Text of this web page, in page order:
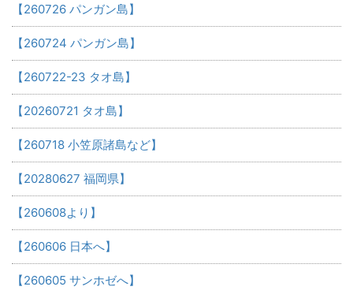
【260726 パンガン島】
【260724 パンガン島】
【260722-23 タオ島】
【20260721 タオ島】
【260718 小笠原諸島など】
【20280627 福岡県】
【260608より】
【260606 日本へ】
【260605 サンホゼへ】